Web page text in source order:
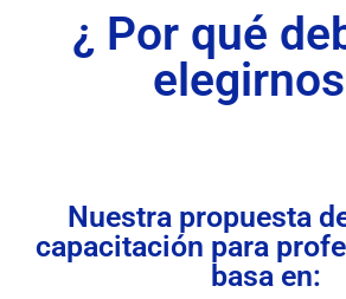
¿ Por qué
Nuestra propuesta
capacitación para
basa en: